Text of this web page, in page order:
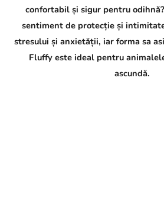
confortabil și sigur pentru
sentiment de protecție și
stresului și anxietății, iar forma sa
Fluffy este ideal pentru
ascundă.